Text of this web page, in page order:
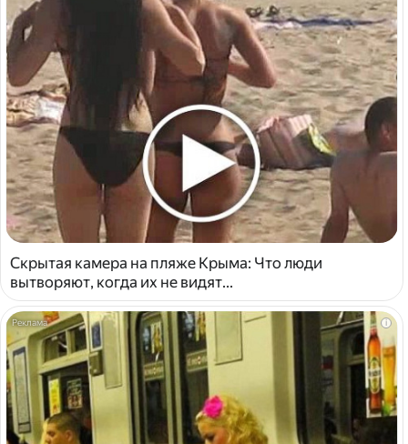
Скрытая камера на пляже Крыма: Что люди
вытворяют, когда их не видят...
i